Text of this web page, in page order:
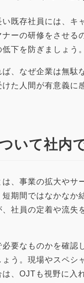
い既存社員には、キ
ーの研修をさせる
下を防ぎましょう。
、なぜ企業は無駄
けた人間が有意義に
いて社内
は、事業の拡大やサ
短期間ではなかなか
社員の定着や流失
要なものかを確認
う。現場やスペシ
、OJTも視野に入